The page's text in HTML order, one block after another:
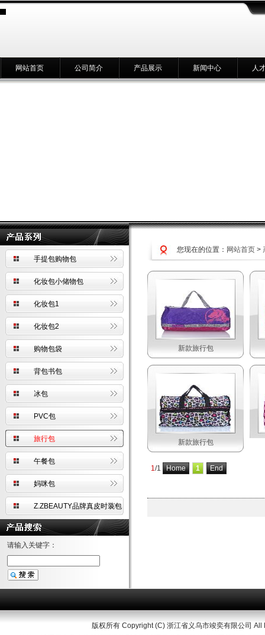
网站首页 公司简介 产品展示 新闻中心 人
手提包购物包
化妆包小储物包
化妆包1
化妆包2
购物包袋
背包书包
冰包
PVC包
旅行包
午餐包
妈咪包
Z.ZBEAUTY品牌真皮时装包
请输入关键字：
您现在的位置： 网站首页 >
新款旅行包
新款旅行包
1/1 Home 1 End
版权所有 Copyright (C) 浙江省义乌市竣奕有限公司